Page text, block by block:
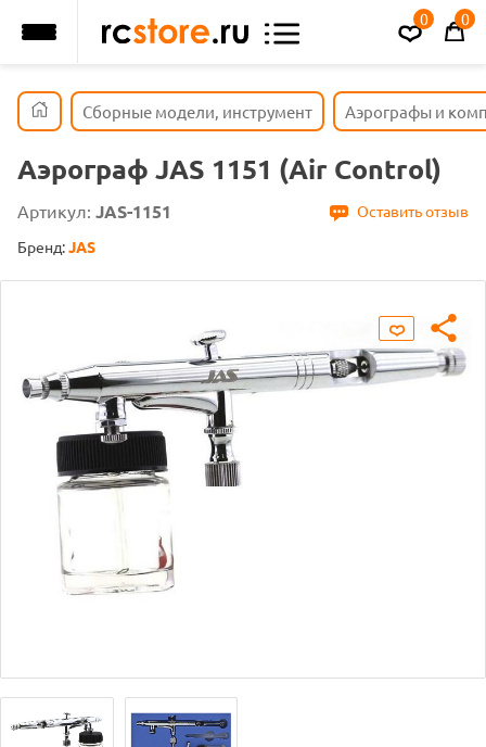
0 0
Сборные модели, инструмент Аэрографы и
Аэрограф JAS 1151 (Air Control)
Артикул: JAS-1151
Оставить отзыв
Бренд:JAS